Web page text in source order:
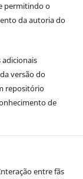
permitindo o
da autoria do
versão do
repositório
de
entre fãs